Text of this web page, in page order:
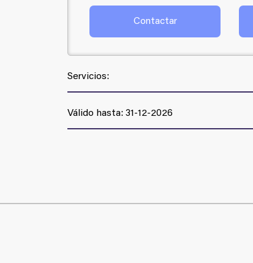
Contactar
Servicios:
Válido hasta: 31-12-2026